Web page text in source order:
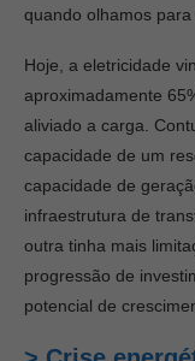
quando olhamos para
Hoje, a eletricidade
aproximadamente
aliviado a carga.
capacidade de um
capacidade de
infraestrutura de
outra tinha mais
progressão de
potencial de